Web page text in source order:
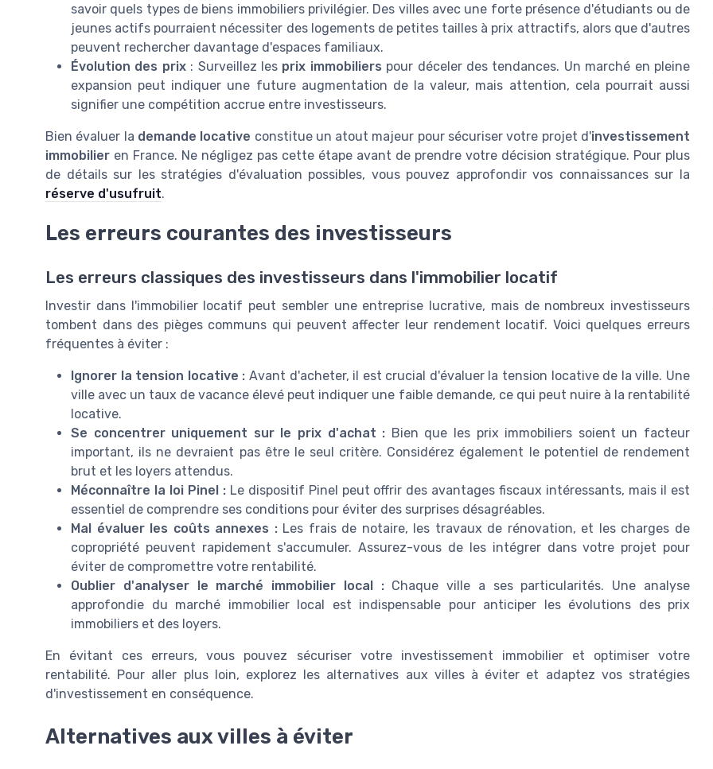
savoir quels types de biens immobiliers privilégier. Des villes avec une forte présence d'étudiants ou de
jeunes actifs pourraient nécessiter des logements de petites tailles à prix attractifs, alors que d'autres
peuvent rechercher davantage d'espaces familiaux.
Évolution des prix: Surveillez les prix immobiliers pour déceler des tendances. Un marché en pleine
expansion peut indiquer une future augmentation de la valeur, mais attention, cela pourrait aussi
signifier une compétition accrue entre investisseurs.
Bien évaluer la demande locative constitue un atout majeur pour sécuriser votre projet d'investissement
immobilier en France. Ne négligez pas cette étape avant de prendre votre décision stratégique. Pour plus
de détails sur les stratégies d'évaluation possibles, vous pouvez approfondir vos connaissances sur la
réserve d'usufruit.
Les erreurs courantes des investisseurs
Les erreurs classiques des investisseurs dans l'immobilier locatif
Investir dans l'immobilier locatif peut sembler une entreprise lucrative, mais de nombreux investisseurs
tombent dans des pièges communs qui peuvent affecter leur rendement locatif. Voici quelques erreurs
fréquentes à éviter :
Ignorer la tension locative : Avant d'acheter, il est crucial d'évaluer la tension locative de la ville. Une
ville avec un taux de vacance élevé peut indiquer une faible demande, ce qui peut nuire à la rentabilité
locative.
Se concentrer uniquement sur le prix d'achat : Bien que les prix immobiliers soient un facteur
important, ils ne devraient pas être le seul critère. Considérez également le potentiel de rendement
brut et les loyers attendus.
Méconnaître la loi Pinel :Le dispositif Pinel peut offrir des avantages fiscaux intéressants, mais il est
essentiel de comprendre ses conditions pour éviter des surprises désagréables.
Mal évaluer les coûts annexes :Les frais de notaire, les travaux de rénovation, et les charges de
copropriété peuvent rapidement s'accumuler. Assurez-vous de les intégrer dans votre projet pour
éviter de compromettre votre rentabilité.
Oublier d'analyser le marché immobilier local :Chaque ville a ses particularités. Une analyse
approfondie du marché immobilier local est indispensable pour anticiper les évolutions des prix
immobiliers et des loyers.
En évitant ces erreurs, vous pouvez sécuriser votre investissement immobilier et optimiser votre
rentabilité. Pour aller plus loin, explorez les alternatives aux villes à éviter et adaptez vos stratégies
d'investissement en conséquence.
Alternatives aux villes à éviter